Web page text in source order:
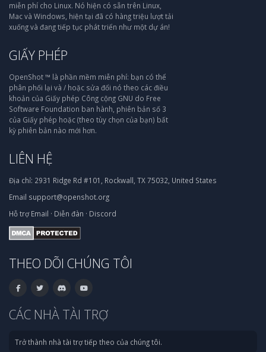
miễn phí cho Linux. Nó hiện có sẵn trên Linux,
Mac và Windows, hiện tại đã có hàng triệu lượt tải
xuống và đang tiếp tục phát triển như một dự án!
GIẤY PHÉP
OpenShot ™ là phần mềm miễn phí: bạn có thể
phân phối lại và / hoặc sửa đổi nó theo các điều
khoản của Giấy phép Công cộng GNU do Free
Software Foundation ban hành, phiên bản số 3
của Giấy phép hoặc (theo tùy chọn của bạn) bất
kỳ phiên bản nào mới hơn.
LIÊN HỆ
Địa chỉ: 2931 Ridge Rd #101, Rockwall, TX 75032, United States
Email support@openshot.org
Hỗ trợ Email · Diễn đàn · Discord
THEO DÕI CHÚNG TÔI
CÁC NHÀ TÀI TRỢ
Trở thành nhà tài trợ tiếp theo của chúng tôi.